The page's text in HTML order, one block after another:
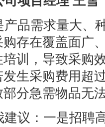
品需求量大、
存在覆盖面广
训，导致采购
生采购费用超
分急需物品无
议：一是招聘